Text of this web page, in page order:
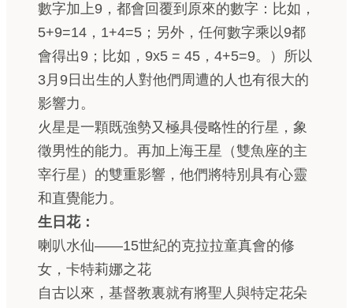
數字加上9，都會回覆到原來的數字：比如，
5+9=14，1+4=5；另外，任何數字乘以9都
會得出9；比如，9x5 = 45，4+5=9。）所以
3月9日出生的人對他們周遭的人也有很大的
影響力。
火星是一顆既強勢又極具侵略性的行星，象
徵男性的能力。再加上海王星（雙魚座的主
宰行星）的雙重影響，他們將特別具有心靈
和直覺能力。
生日花：
喇叭水仙——15世紀的克拉拉童真會的修
女，卡特莉娜之花
自古以來，基督教裏就有將聖人與特定花朵